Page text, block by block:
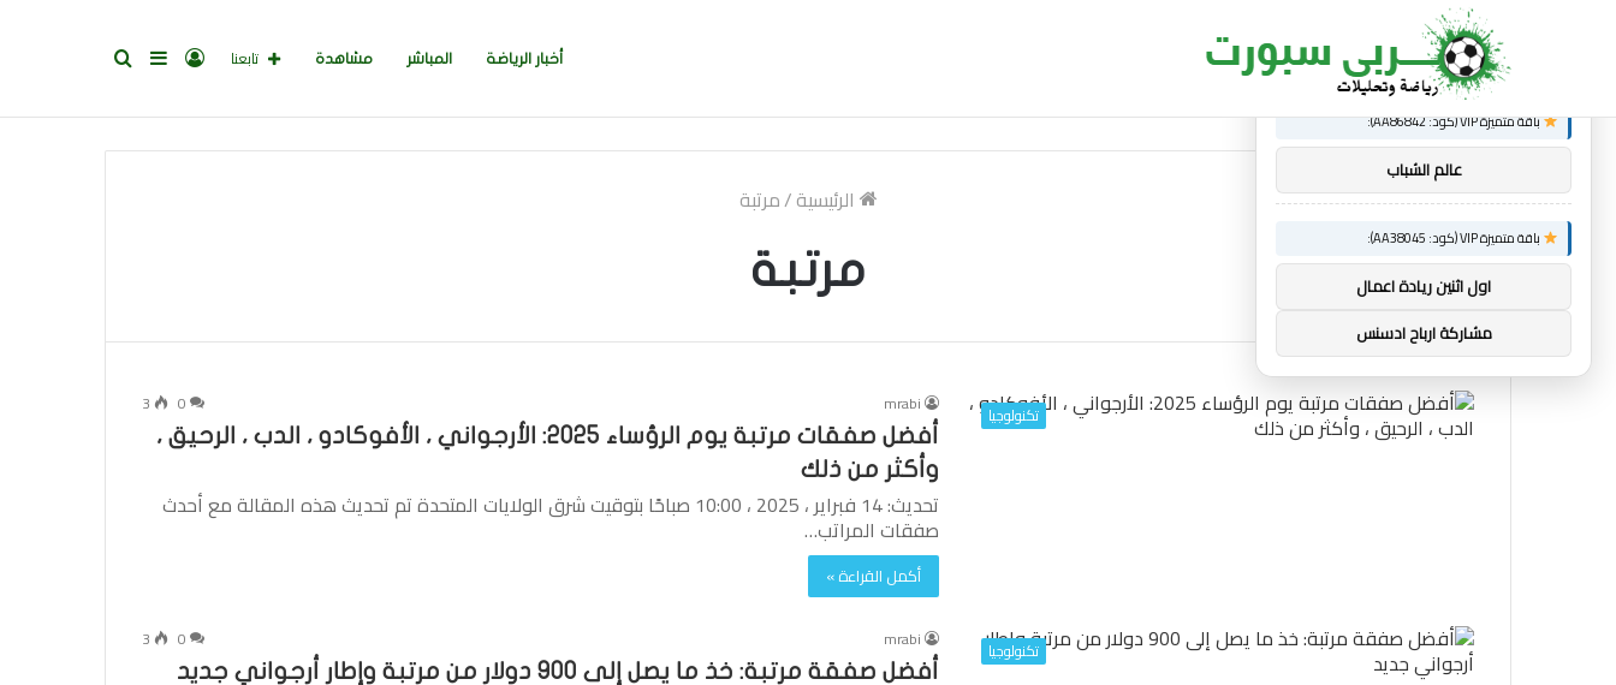
أخبار الرياضة المباشر مشاهدة بحثإضافةتسجيل
تابعنا
الجديد
ساندرو تونالي: أقنعه مدرب توتنهام روبرتو دي زيربي بسرعة بالتوقيع
الرئيسية/مرتبة
مرتبة
تكنولوجيا mrabi
0
3
أفضل صفقات مرتبة يوم الرؤساء 2025: الأرجواني ، الأفوكادو ، الدب ، الرحيق ،
وأكثر من ذلك
تحديث: 14 فبراير ، 2025 ، 10:00 صباحًا بتوقيت شرق الولايات المتحدة تم تحديث هذه المقالة مع أحدث
صفقات المراتب…
أكمل القراءة »
تكنولوجيا mrabi
0
3
أفضل صفقة مرتبة: خذ ما يصل إلى 900 دولار من مرتبة وإطار أرجواني جديد
توصيات : ×
باقة متميزة VIP (كود: AA86842):
عالم الشباب
باقة متميزة VIP (كود: AA38045):
اول اثنين ريادة اعمال
مشاركة ارباح ادسنس